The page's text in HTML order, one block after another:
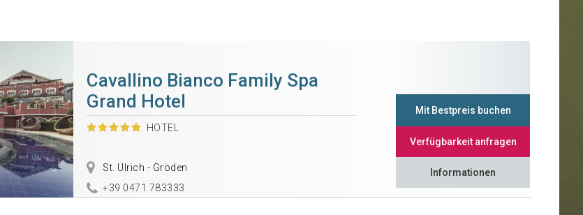
Cavallino Bianco Family Spa
Grand Hotel
HOTEL
St. Ulrich - Gröden
+39 0471 783333
Mit Bestpreis buchen
Verfügbarkeit anfragen
Informationen